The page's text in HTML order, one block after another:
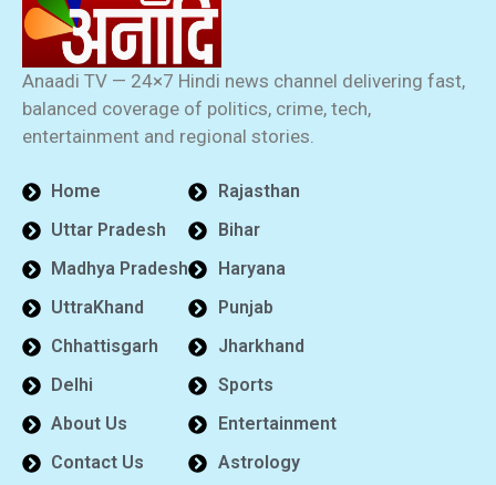
Anaadi TV — 24×7 Hindi news channel delivering fast,
balanced coverage of politics, crime, tech,
entertainment and regional stories.
Home
Uttar Pradesh
Madhya Pradesh
UttraKhand
Chhattisgarh
Delhi
About Us
Contact Us
Rajasthan
Bihar
Haryana
Punjab
Jharkhand
Sports
Entertainment
Astrology